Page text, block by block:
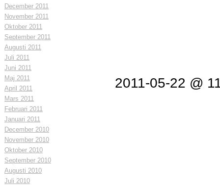
December 2011
November 2011
Oktober 2011
September 2011
Augusti 2011
Juli 2011
Juni 2011
Maj 2011
April 2011
Mars 2011
Februari 2011
Januari 2011
December 2010
November 2010
Oktober 2010
September 2010
Augusti 2010
Juli 2010
2011-05-22 @